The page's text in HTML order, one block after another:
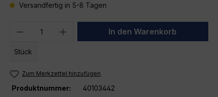
Versandfertig in 5-8 Tagen
Produkt Anzahl: Gib den
Stück
In den Warenkorb
Zum Merkzettel hinzufügen
Produktnummer:
40103442